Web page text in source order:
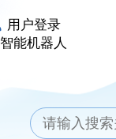
用户登录
智能机器人